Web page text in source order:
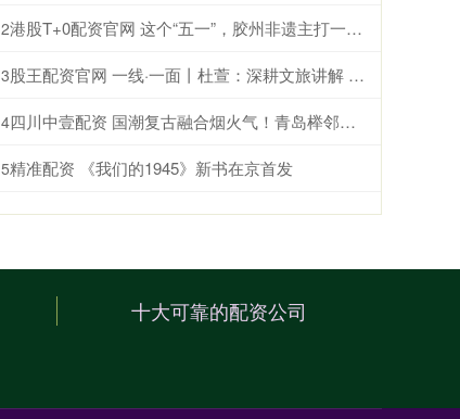
2 港股T+0配资官网 这个“五一”，胶州非遗主打一个“全场景亮相”！
3 股王配资官网 一线·一面丨杜萱：深耕文旅讲解 绽放西楚魅力
4 四川中壹配资 国潮复古融合烟火气！青岛榉邻里市集五一焕新开业，解锁老城文旅新体验
5精准配资 《我们的1945》新书在京首发
十大可靠的配资公司